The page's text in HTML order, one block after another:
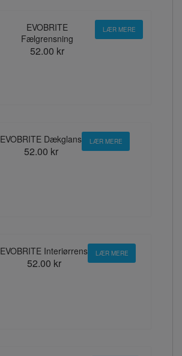
EVOBRITE
Fælgrensning
52.00 kr
LÆR MERE
EVOBRITE Dækglans
52.00 kr
LÆR MERE
EVOBRITE Interiørrens
52.00 kr
LÆR MERE